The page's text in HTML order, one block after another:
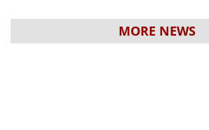
MORE NEWS